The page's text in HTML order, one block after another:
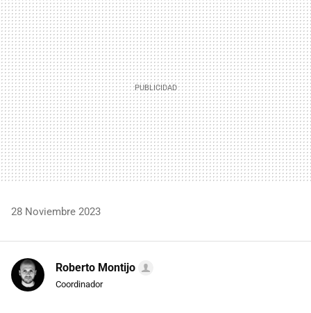
MAIL
28 Noviembre 2023
Roberto Montijo
Coordinador